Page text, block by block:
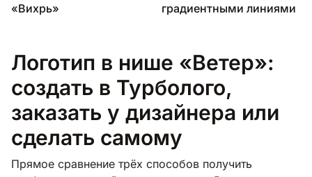
«Вихрь»
градиентными линиями
Логотип в нише «Ветер»:
создать в Турболого,
заказать у дизайнера или
сделать самому
Прямое сравнение трёх способов получить